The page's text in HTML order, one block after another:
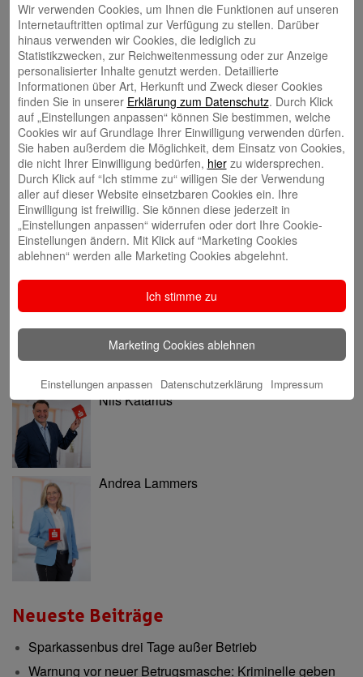
Tina Blatz-Ruhnau
Annette Butzke
Nils Katarius
Andrea Lammers
Neueste Beiträge
Sparkassenbus drei Tage außer Betrieb
Warnung vor neuer Betrugsmasche: Kriminelle geben
Wir verwenden Cookies, um Ihnen die Funktionen auf unseren
Internetauftritten optimal zur Verfügung zu stellen. Darüber
hinaus verwenden wir Cookies, die lediglich zu
Statistikzwecken, zur Reichweitenmessung oder zur Anzeige
personalisierter Inhalte genutzt werden. Detaillierte
Informationen über Art, Herkunft und Zweck dieser Cookies
finden Sie in unserer Erklärung zum Datenschutz. Durch Klick
auf „Einstellungen anpassen“ können Sie bestimmen, welche
Cookies wir auf Grundlage Ihrer Einwilligung verwenden dürfen.
Sie haben außerdem die Möglichkeit, dem Einsatz von Cookies,
die nicht Ihrer Einwilligung bedürfen, hierzu widersprechen.
Durch Klick auf “Ich stimme zu“ willigen Sie der Verwendung
aller auf dieser Website einsetzbaren Cookies ein. Ihre
Einwilligung ist freiwillig. Sie können diese jederzeit in
„Einstellungen anpassen“ widerrufen oder dort Ihre Cookie-
Einstellungen ändern. Mit Klick auf “Marketing Cookies
ablehnen“ werden alle Marketing Cookies abgelehnt.
Ich stimme zu
Marketing Cookies ablehnen
Einstellungen anpassen Datenschutzerklärung Impressum